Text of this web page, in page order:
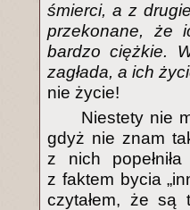
śmierci, a z
przekonane, że
bardzo ciężkie.
zagłada, a ich
nie życie!
Niestety nie
gdyż nie znam
z nich
z faktem bycia
czytałem, że są